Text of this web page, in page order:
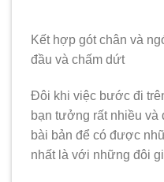
Kết hợp gót chân và
đầu và chấm dứt
Đôi khi việc bước đi
bạn tưởng rất nhiều và
bài bản để có được
nhất là với những đôi